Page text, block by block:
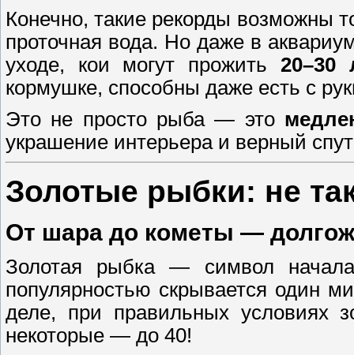
Конечно, такие рекорды возможны
проточная вода. Но даже в
уходе, кои могут прожить 20–30
кормушке, способны даже есть с
Это не просто рыба — это
украшение интерьера и верный
Золотые рыбки: не
От шара до кометы —
Золотая рыбка — символ
популярностью скрывается один
деле, при правильных условиях
некоторые — до 40!